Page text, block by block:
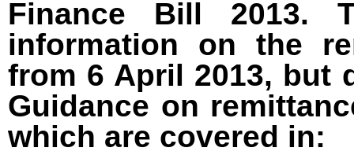
Finance Bill 2013.
information on the
from 6 April 2013, but
Guidance on
which are covered in: